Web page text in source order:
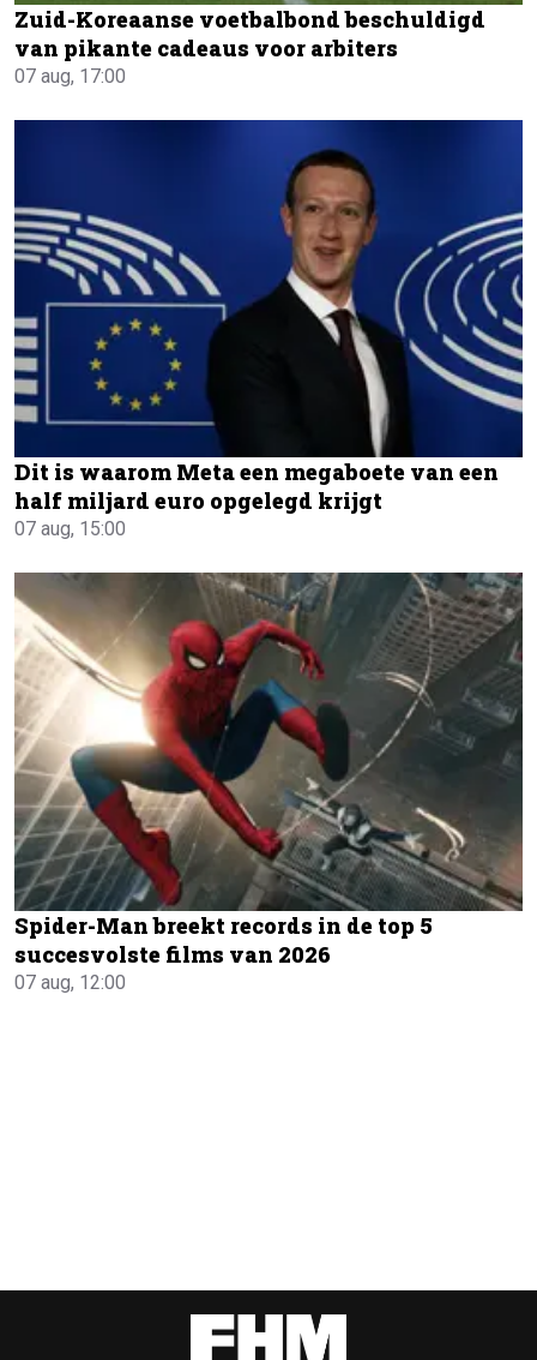
Zuid-Koreaanse voetbalbond beschuldigd
van pikante cadeaus voor arbiters
07 aug, 17:00
Dit is waarom Meta een megaboete van een
half miljard euro opgelegd krijgt
07 aug, 15:00
Spider-Man breekt records in de top 5
succesvolste films van 2026
07 aug, 12:00